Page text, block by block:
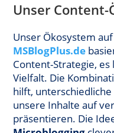
Unser Content-
Unser Ökosystem auf
MSBlogPlus.de
Content-Strategie,
Vielfalt. Die
hilft,
unsere Inhalte auf
präsentieren. Die